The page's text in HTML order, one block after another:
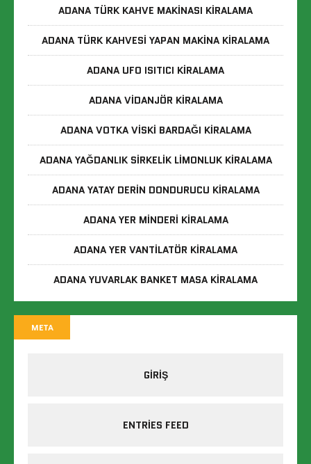
ADANA TÜRK KAHVE MAKINASI KIRALAMA
ADANA TÜRK KAHVESI YAPAN MAKINA KIRALAMA
ADANA UFO ISITICI KIRALAMA
ADANA VIDANJÖR KIRALAMA
ADANA VOTKA VISKI BARDAĞI KIRALAMA
ADANA YAĞDANLIK SIRKELIK LIMONLUK KIRALAMA
ADANA YATAY DERIN DONDURUCU KIRALAMA
ADANA YER MINDERI KIRALAMA
ADANA YER VANTILATÖR KIRALAMA
ADANA YUVARLAK BANKET MASA KIRALAMA
META
GIRIŞ
ENTRIES FEED